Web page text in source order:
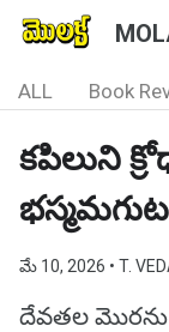
ALL Book
కపిలుని
మే 10, 2026 • T.
దేవతల మొరను